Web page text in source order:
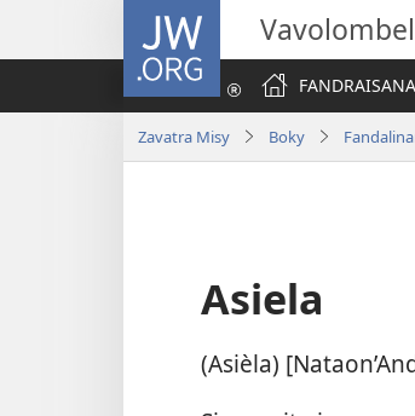
JW.ORG
FANDRAISANA
Zavatra Misy Boky
Asiela
(Asièla)